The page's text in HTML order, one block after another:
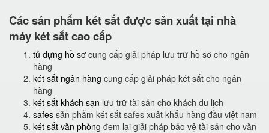
Các sản phẩm két sắt được sản xuất tại nhà
máy két sắt cao cấp
tủ đựng hồ sơ cung cấp giải pháp lưu trữ hồ sơ cho ngân
hàng
két sắt ngân hàng cung cấp giải pháp két sắt cho ngân
hàng
két sắt khách sạn lưu trữ tài sản cho khách du lịch
safes sản phẩm két sắt safes xuât khẩu hàng đầu việt nam
két sắt văn phòng đem lại giải pháp bảo vệ tài sản cho văn